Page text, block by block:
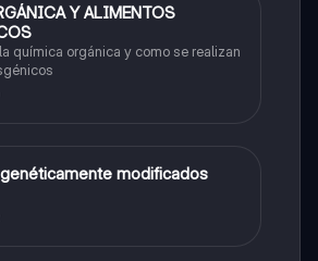
Y ALIMENTOS
química orgánica y como se realizan
modificados